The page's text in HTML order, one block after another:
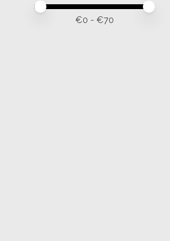
Minimale prijswaarde
Price maximum value
€0 - €70